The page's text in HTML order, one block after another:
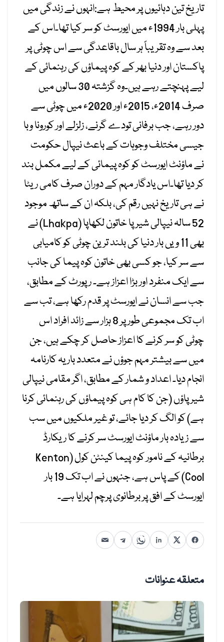
تاریخ تین دہائیوں پر محیط ہے:انہوں نے زندگی میں
پہلی بار 1994ء میں ایورسٹ کو سر کیا تھا۔اس کے
بعد سے وہ تقریباً ہر سال باقاعدگی سے اس چوٹی پر
پاکستان اور دنیا بھر کے کوہ پیماؤں کی رہنمائی کے
لیے پہنچتے رہے ہیں۔وہ گزشتہ 30 سالوں میں
صرف 2014ء، 2015ء اور 2020ء میں چوٹی سے
دور رہے، جب برفانی تودے گرنے، زلزلے اور کورونا وبا
جیسی مختلف وجوہات کے باعث نیپال حکومت
نے ماؤنٹ ایورسٹ کو کوہ پیمائی کے لیے مکمل بند
کر دیا تھا۔اس یادگار مہم کے دوران صرف کامی ریٹا
نے ہی تاریخ نہیں رقم کی، بلکہ ان کے ساتھ موجود
52 سالہ نیپالی شیرپا خاتون لکھاپا (Lhakpa) نے
بھی 11 ویں بار دنیا کی بلند ترین چوٹی کو کامیابی
سے سر کیا، جو کسی بھی خاتون کوہ پیما کی جانب
سے ایک منفرد اور بڑا اعزاز ہے۔ رپورٹ کے مطابق،
جب سے انسان نے ایورسٹ پر قدم رکھا ہے، تب سے
اب تک مجموعی طور پر 8 ہزار سے زائد افراد اس
چوٹی کو سر کرنے کا اعزاز حاصل کر چکے ہیں، جن
میں سے بیشتر مہم جوؤں نے متعدد بار یہ کارنامہ
انجام دیا۔ اعداد و شمار کے مطابق، اگر مقامی نیپالی
شیرپاؤں (جن کا کام ہی کوہ پیماؤں کی رہنمائی کرنا
ہے) کو الگ کر دیا جائے، تو غیر ملکیوں میں سب
سے زیادہ بار ماؤنٹ ایورسٹ سر کرنے کا ریکارڈ
برطانیہ کے نامور کوہ پیما کینٹن کول (Kenton
Cool) کے پاس ہے، جنہوں نے اب تک 19 بار
ایورسٹ کے افق پر برطانوی پرچم لہرایا ہے۔
متعلقہ عنوانات